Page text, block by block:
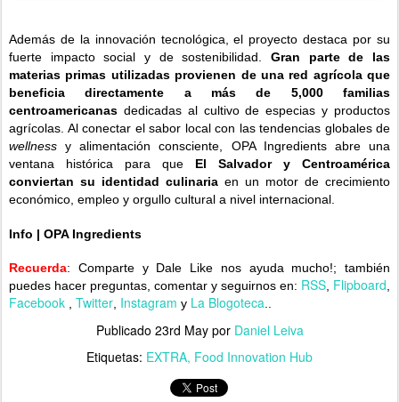
Además de la innovación tecnológica, el proyecto destaca por su
fuerte impacto social y de sostenibilidad. Gran parte de las
materias primas utilizadas provienen de una red agrícola que
beneficia directamente a más de 5,000 familias
centroamericanas dedicadas al cultivo de especias y productos
agrícolas. Al conectar el sabor local con las tendencias globales de
wellness y alimentación consciente, OPA Ingredients abre una
ventana histórica para que El Salvador y Centroamérica
conviertan su identidad culinaria en un motor de crecimiento
económico, empleo y orgullo cultural a nivel internacional.
Info | OPA Ingredients
Recuerda: Comparte y Dale Like nos ayuda mucho!; también
puedes hacer preguntas, comentar y seguirnos en: RSS Flipboard
Facebook Twitter Instagram y La Blogoteca
Publicado 23rd Maypor Daniel Leiva
Etiquetas: EXTRA Food Innovation Hub